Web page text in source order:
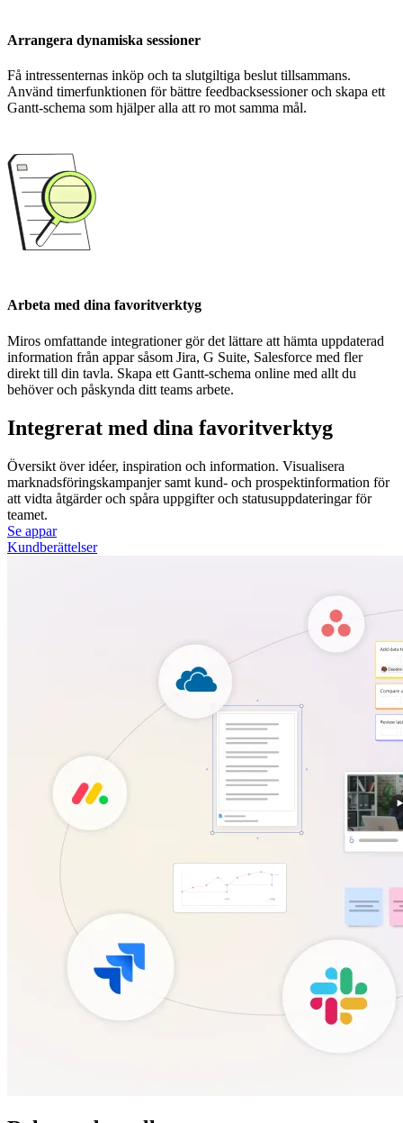
Arrangera dynamiska sessioner
Få intressenternas inköp och ta slutgiltiga beslut tillsammans.
Använd timerfunktionen för bättre feedbacksessioner och skapa ett
Gantt-schema som hjälper alla att ro mot samma mål.
Arbeta med dina favoritverktyg
Miros omfattande integrationer gör det lättare att hämta uppdaterad
information från appar såsom Jira, G Suite, Salesforce med fler
direkt till din tavla. Skapa ett Gantt-schema online med allt du
behöver och påskynda ditt teams arbete.
Integrerat med dina favoritverktyg
Översikt över idéer, inspiration och information. Visualisera
marknadsföringskampanjer samt kund- och prospektinformation för
att vidta åtgärder och spåra uppgifter och statusuppdateringar för
teamet.
Se appar
Kundberättelser